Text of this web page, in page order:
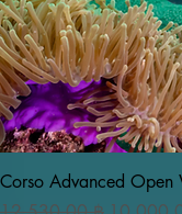
Corso Advanced Open